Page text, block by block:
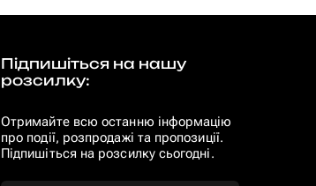
Підпишіться на нашу
розсилку:
Отримайте всю останню інформацію
про події, розпродажі та пропозиції.
Підпишіться на розсилку сьогодні.